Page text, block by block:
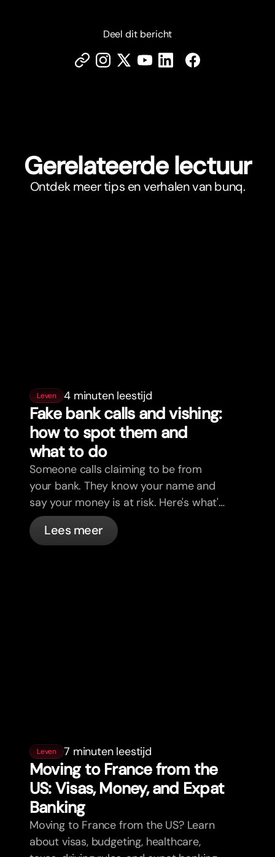
Deel dit bericht
Gerelateerde lectuur
Ontdek meer tips en verhalen van bunq.
Leven 4 minuten leestijd
Fake bank calls and vishing:
how to spot them and
what to do
Someone calls claiming to be from
your bank. They know your name and
say your money is at risk. Here's what's
actually happening, and what to do.
Lees meer
Leven 7 minuten leestijd
Moving to France from the
US: Visas, Money, and Expat
Banking
Moving to France from the US? Learn
about visas, budgeting, healthcare,